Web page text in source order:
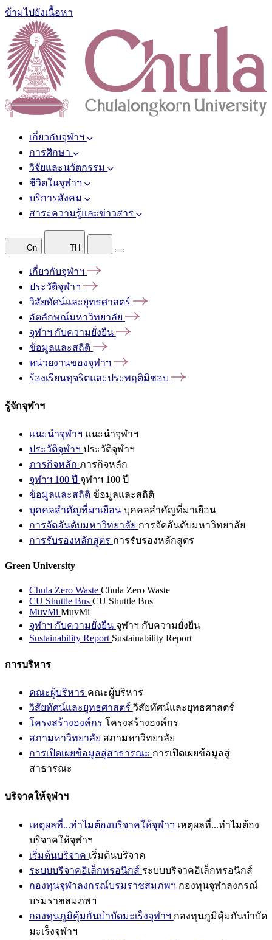
ข้ามไปยังเนื้อหา
เกี่ยวกับจุฬาฯ
การศึกษา
วิจัยและนวัตกรรม
ชีวิตในจุฬาฯ
บริการสังคม
สาระความรู้และข่าวสาร
On TH
เกี่ยวกับจุฬาฯ
ประวัติจุฬาฯ
วิสัยทัศน์และยุทธศาสตร์
อัตลักษณ์มหาวิทยาลัย
จุฬาฯ กับความยั่งยืน
ข้อมูลและสถิติ
หน่วยงานของจุฬาฯ
ร้องเรียนทุจริตและประพฤติมิชอบ
รู้จักจุฬาฯ
แนะนำจุฬาฯ แนะนำจุฬาฯ
ประวัติจุฬาฯ ประวัติจุฬาฯ
ภารกิจหลัก ภารกิจหลัก
จุฬาฯ 100 ปี จุฬาฯ 100 ปี
ข้อมูลและสถิติ ข้อมูลและสถิติ
บุคคลสำคัญที่มาเยือน บุคคลสำคัญที่มาเยือน
การจัดอันดับมหาวิทยาลัย การจัดอันดับมหาวิทยาลัย
การรับรองหลักสูตร การรับรองหลักสูตร
Green University
Chula Zero Waste Chula Zero Waste
CU Shuttle Bus CU Shuttle Bus
MuvMi MuvMi
จุฬาฯ กับความยั่งยืน จุฬาฯ กับความยั่งยืน
Sustainability Report Sustainability Report
การบริหาร
คณะผู้บริหาร คณะผู้บริหาร
วิสัยทัศน์และยุทธศาสตร์ วิสัยทัศน์และยุทธศาสตร์
โครงสร้างองค์กร โครงสร้างองค์กร
สภามหาวิทยาลัย สภามหาวิทยาลัย
การเปิดเผยข้อมูลสู่สาธารณะ การเปิดเผยข้อมูลสู่
สาธารณะ
บริจาคให้จุฬาฯ
เหตุผลที่...ทำไมต้องบริจาคให้จุฬาฯ เหตุผลที่...ทำไมต้อง
บริจาคให้จุฬาฯ
เริ่มต้นบริจาค เริ่มต้นบริจาค
ระบบบริจาคอิเล็กทรอนิกส์ ระบบบริจาคอิเล็กทรอนิกส์
กองทุนจุฬาลงกรณ์บรมราชสมภพฯ กองทุนจุฬาลงกรณ์
บรมราชสมภพฯ
กองทุนภูมิคุ้มกันบำบัดมะเร็งจุฬาฯ กองทุนภูมิคุ้มกันบำบัด
มะเร็งจุฬาฯ